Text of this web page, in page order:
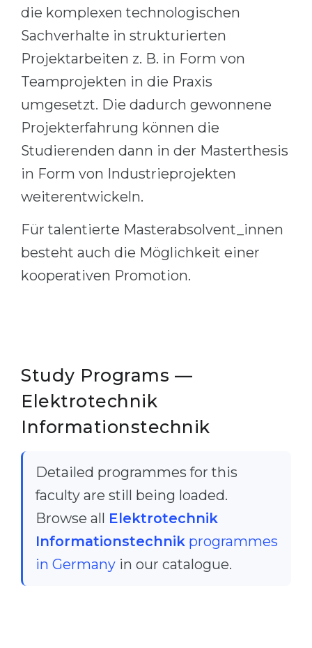
die komplexen technologischen
Sachverhalte in strukturierten
Projektarbeiten z. B. in Form von
Teamprojekten in die Praxis
umgesetzt. Die dadurch gewonnene
Projekterfahrung können die
Studierenden dann in der Masterthesis
in Form von Industrieprojekten
weiterentwickeln.
Für talentierte Masterabsolvent_innen
besteht auch die Möglichkeit einer
kooperativen Promotion.
Study Programs —
Elektrotechnik
Informationstechnik
Detailed programmes for this
faculty are still being loaded.
Browse all Elektrotechnik
Informationstechnik programmes
in Germany in our catalogue.